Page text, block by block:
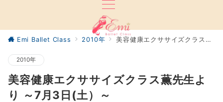
Emi Ballet Class 2010年 美容健康エクササイズクラス薫先生より ～7月3日(土）～
2010年
美容健康エクササイズクラス薫先生よ
り ～7月3日(土）～